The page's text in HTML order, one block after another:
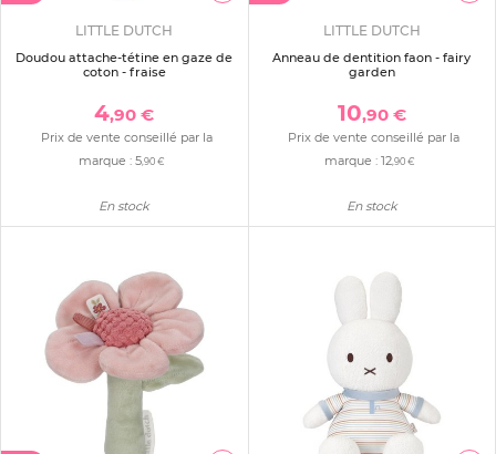
LITTLE DUTCH
Doudou attache-tétine en gaze de
coton - fraise
4,90 €
Prix de vente conseillé par la
marque :5,90 €
En stock
LITTLE DUTCH
Anneau de dentition faon - fairy
garden
10,90 €
Prix de vente conseillé par la
marque : 12,90 €
En stock